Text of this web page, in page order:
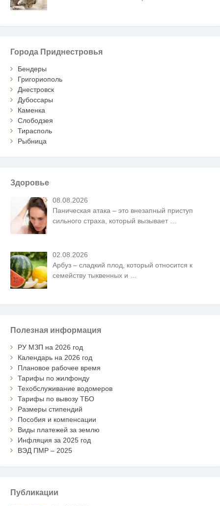
Города Приднестровья
Бендеры
Григориополь
Днестровск
Дубоссары
Каменка
Слободзея
Тирасполь
Рыбница
Здоровье
08.08.2026
Паническая атака – это внезапный приступ
сильного страха, который вызывает
02.08.2026
Арбуз – сладкий плод, который относится к
семейству тыквенных и
Полезная информация
РУ МЗП на 2026 год
Календарь на 2026 год
Плановое рабочее время
Тарифы по жилфонду
Техобслуживание водомеров
Тарифы по вывозу ТБО
Размеры стипендий
Пособия и компенсации
Виды платежей за землю
Инфляция за 2025 год
ВЭД ПМР – 2025
Публикации